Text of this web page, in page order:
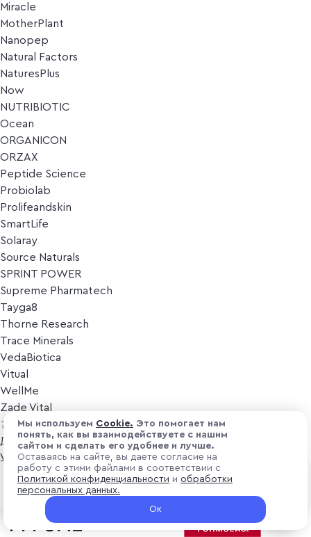
Miracle
MotherPlant
Nanopep
Natural Factors
NaturesPlus
Now
NUTRIBIOTIC
Ocean
ORGANICON
ORZAX
Peptide Science
Probiolab
Prolifeandskin
SmartLife
Solaray
Source Naturals
SPRINT POWER
Supreme Pharmatech
Tayga8
Thorne Research
Trace Minerals
VedaBiotica
Vitual
WellMe
Zade Vital
Косметика
Дезодоранты
Уход за лицом
Уход за телом
Популярные бренды
₽ 4 000
+ 120 ₽ витуальками
Предзаказ
Мы используем Cоokіе. Это помогает нам
понять, как вы взаимодействуете с нашим
сайтом и сделать его удобнее и лучше.
Оставаясь на сайте, вы даете согласие на
работу с этими файлами в соответствии с
Политикой конфиденциальности и обработки
персональных данных.
Ок